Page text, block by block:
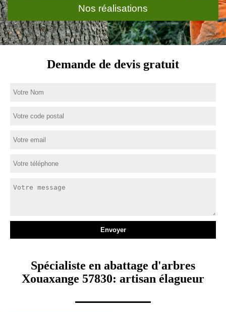
Nos réalisations
Demande de devis gratuit
Spécialiste en abattage d'arbres
Xouaxange 57830: artisan élagueur